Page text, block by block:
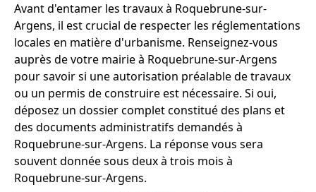
Avant d'entamer les travaux à Roquebrune-sur-
Argens, il est crucial de respecter les réglementations
locales en matière d'urbanisme. Renseignez-vous
auprès de votre mairie à Roquebrune-sur-Argens
pour savoir si une autorisation préalable de travaux
ou un permis de construire est nécessaire. Si oui,
déposez un dossier complet constitué des plans et
des documents administratifs demandés à
Roquebrune-sur-Argens. La réponse vous sera
souvent donnée sous deux à trois mois à
Roquebrune-sur-Argens.